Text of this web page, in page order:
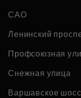
САО
Ленинский
Профсоюзная
Снежная улица
Варшавское